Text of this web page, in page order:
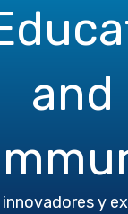
and
innovadores y